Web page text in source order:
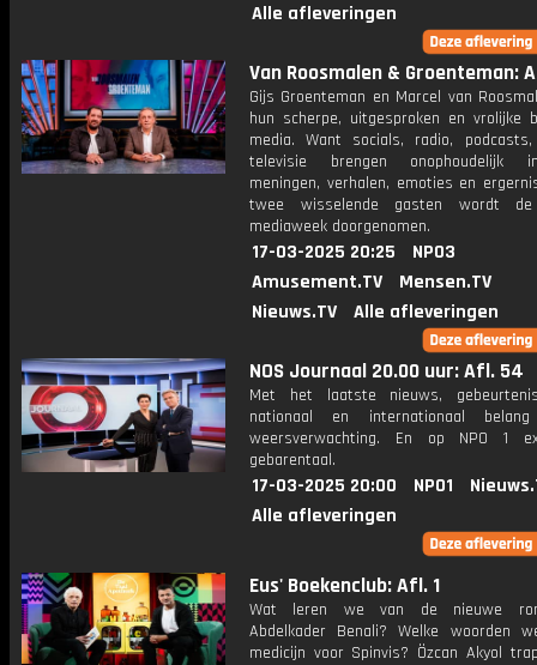
Alle afleveringen
Van Roosmalen & Groenteman:
Gijs Groenteman en Marcel van
hun scherpe, uitgesproken en vrolijke
media. Want socials, radio,
televisie brengen onophoudelijk
meningen, verhalen, emoties en
twee wisselende gasten wordt de
mediaweek doorgenomen.
17-03-2025 20:25
NPO3
Amusement.TV
Mensen.TV
Nieuws.TV
Alle afleveringen
NOS Journaal 20.00 uur: Afl. 54
Met het laatste nieuws,
nationaal en internationaal
weersverwachting. En op NPO 1
gebarentaal.
17-03-2025 20:00 NPO1
Alle afleveringen
Eus' Boekenclub: Afl. 1
Wat leren we van de nieuwe
Abdelkader Benali? Welke woorden
medicijn voor Spinvis? Özcan Akyol